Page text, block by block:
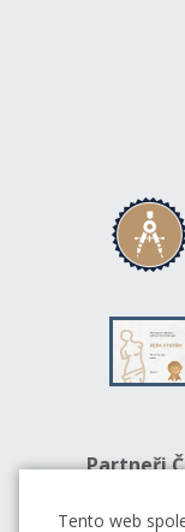
Partneři
Tento web